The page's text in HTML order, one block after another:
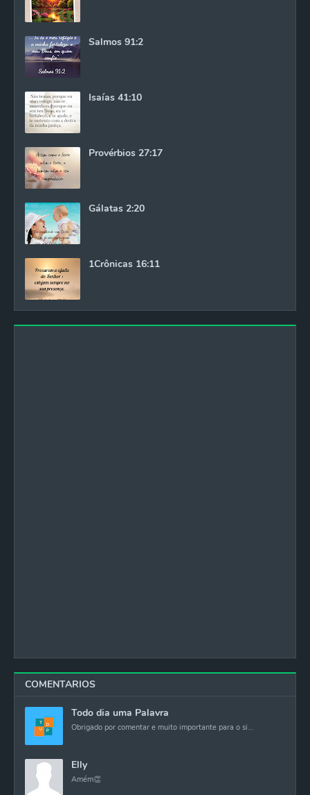
Salmos 91:2
Isaías 41:10
Provérbios 27:17
Gálatas 2:20
1Crônicas 16:11
COMENTARIOS
Todo dia uma Palavra
Obrigado por comentar e muito importante para o si...
Elly
Amém👏